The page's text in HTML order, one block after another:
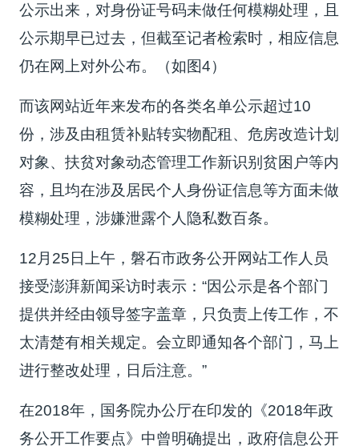
公示出来，对身份证号码未做任何模糊处理，且
公示期早已过去，但截至记者检索时，相应信息
仍在网上对外公布。（如图4）
而该网站近年来发布的各类名单公示超过10
份，涉及由租赁补贴转实物配租、危房改造计划
对象、扶贫对象动态管理工作新识别贫困户等内
容，且均在涉及居民个人身份证信息等方面未做
模糊处理，涉嫌泄露个人隐私数百条。
12月25日上午，磐石市政务公开网站工作人员
接受澎湃新闻采访时表示：“因公示是各个部门
提供并经由领导签字盖章，只负责上传工作，不
太清楚有相关规定。会立即通知各个部门，马上
进行整改处理，日后注意。”
在2018年，国务院办公厅在印发的《2018年政
务公开工作要点》中曾明确提出，政府信息公开